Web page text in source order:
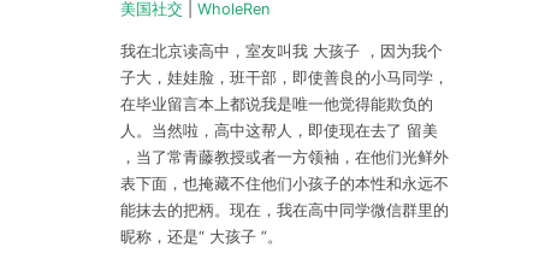
美国社交
WholeRen
我在北京读高中，室友叫我 大孩子 ，因为我个
子大，娃娃脸，班干部，即使善良的小马同学，
在毕业留言本上都说我是唯一他觉得能欺负的
人。当然啦，高中这帮人，即使现在去了 留美
，当了常青藤教授或者一方领袖，在他们光鲜外
表下面，也掩藏不住他们小孩子的本性和永远不
能抹去的把柄。现在，我在高中同学微信群里的
昵称，还是“ 大孩子 ”。